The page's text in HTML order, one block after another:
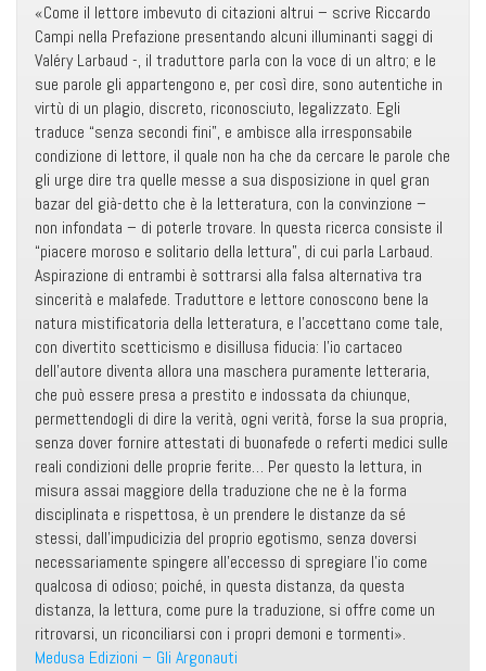
«Come il lettore imbevuto di citazioni altrui – scrive Riccardo
Campi nella Prefazione presentando alcuni illuminanti saggi di
Valéry Larbaud -, il traduttore parla con la voce di un altro; e le
sue parole gli appartengono e, per così dire, sono autentiche in
virtù di un plagio, discreto, riconosciuto, legalizzato. Egli
traduce “senza secondi fini”, e ambisce alla irresponsabile
condizione di lettore, il quale non ha che da cercare le parole che
gli urge dire tra quelle messe a sua disposizione in quel gran
bazar del già-detto che è la letteratura, con la convinzione –
non infondata – di poterle trovare. In questa ricerca consiste il
“piacere moroso e solitario della lettura”, di cui parla Larbaud.
Aspirazione di entrambi è sottrarsi alla falsa alternativa tra
sincerità e malafede. Traduttore e lettore conoscono bene la
natura mistificatoria della letteratura, e l’accettano come tale,
con divertito scetticismo e disillusa fiducia: l’io cartaceo
dell’autore diventa allora una maschera puramente letteraria,
che può essere presa a prestito e indossata da chiunque,
permettendogli di dire la verità, ogni verità, forse la sua propria,
senza dover fornire attestati di buonafede o referti medici sulle
reali condizioni delle proprie ferite… Per questo la lettura, in
misura assai maggiore della traduzione che ne è la forma
disciplinata e rispettosa, è un prendere le distanze da sé
stessi, dall’impudicizia del proprio egotismo, senza doversi
necessariamente spingere all’eccesso di spregiare l’io come
qualcosa di odioso; poiché, in questa distanza, da questa
distanza, la lettura, come pure la traduzione, si offre come un
ritrovarsi, un riconciliarsi con i propri demoni e tormenti».
Medusa Edizioni – Gli Argonauti